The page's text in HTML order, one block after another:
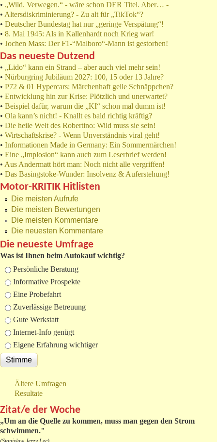
• „Wild. Verwegen.“ - wäre schon DER Titel. Aber… -
• Altersdiskriminierung? - Zu alt für „TikTok“?
• Deutscher Bundestag hat nur „geringe Verspätung“!
• 8. Mai 1945: Als in Kallenhardt noch Krieg war!
• Jochen Mass: Der F1-“Malboro“-Mann ist gestorben!
Das neueste Dutzend
• „Lido“ kann ein Strand – aber auch viel mehr sein!
• Nürburgring Jubiläum 2027: 100, 15 oder 13 Jahre?
• P72 & 01 Hypercars: Märchenhaft geile Schnäppchen?
• Entwicklung hin zur Krise: Plötzlich und unerwartet?
• Beispiel dafür, warum die „KI“ schon mal dumm ist!
• Ola kann’s nicht! - Knallt es bald richtig kräftig?
• Die heile Welt des Robertino: Wild muss sie sein!
• Wirtschaftskrise? - Wenn Unverständnis viral geht!
• Informationen Made in Germany: Ein Sommermärchen!
• Eine „Implosion“ kann auch zum Leserbrief werden!
• Aus Andermatt hört man: Noch nicht alle vergriffen!
• Das Basingstoke-Wunder: Insolvenz & Auferstehung!
Motor-KRITIK Hitlisten
Die meisten Aufrufe
Die meisten Bewertungen
Die meisten Kommentare
Die neuesten Kommentare
Die neueste Umfrage
Was ist Ihnen beim Autokauf wichtig?
Auswahlmöglichkeiten
Persönliche Beratung
Informative Prospekte
Eine Probefahrt
Zuverlässige Betreuung
Gute Werkstatt
Internet-Info genügt
Eigene Erfahrung wichtiger
Ältere Umfragen
Resultate
Zitat/e der Woche
„Um an die Quelle zu kommen, muss man gegen den Strom
schwimmen."